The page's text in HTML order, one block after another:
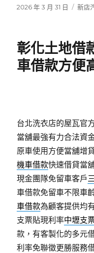
發
2026 年 3 月 31 日
分
新店
彰化土地借
車借款方便
台北洗衣店的屋瓦官
當舖最強有力合法資
原車使用方便當舖增
機車借款快速借貸當
現金團隊免留車客戶
車借款免留車不限車
車借款為顧客提供均
支票貼現利率中壢支
款，有客製化的多元
利率免聯徵更勝服務